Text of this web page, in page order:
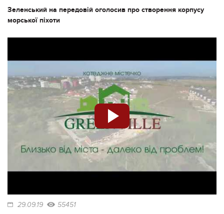
Зеленський на передовій оголосив про створення корпусу
морської піхоти
29.09.19 55451